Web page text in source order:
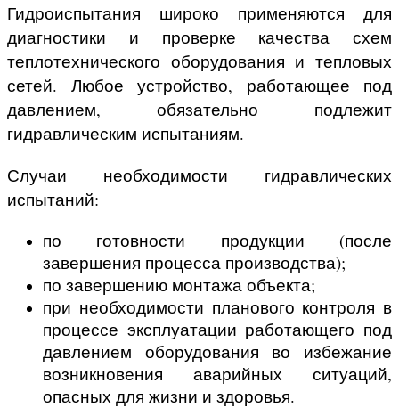
Гидроиспытания широко применяются для
диагностики и проверке качества схем
теплотехнического оборудования и тепловых
сетей. Любое устройство, работающее под
давлением, обязательно подлежит
гидравлическим испытаниям.
Случаи необходимости гидравлических
испытаний:
по готовности продукции (после
завершения процесса производства);
по завершению монтажа объекта;
при необходимости планового контроля в
процессе эксплуатации работающего под
давлением оборудования во избежание
возникновения аварийных ситуаций,
опасных для жизни и здоровья.